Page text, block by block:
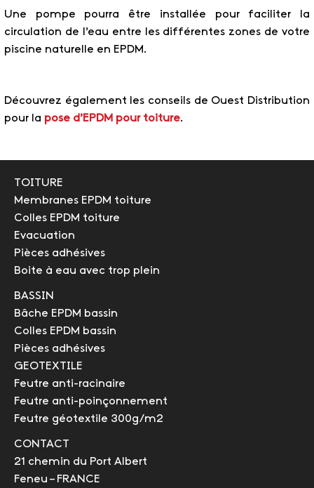
Une pompe pourra être installée pour faciliter la
circulation de l’eau entre les différentes zones de votre
piscine naturelle en EPDM.
Découvrez également les conseils de Ouest Distribution
pour la pose d’EPDM pour toiture.
TOITURE
Membranes EPDM toiture
Colles EPDM toiture
Evacuation
Pièces adhésives
Boite à eau avec trop plein
BASSIN
Bâche EPDM bassin
Colles EPDM bassin
Pièces adhésives
GEOTEXTILE
Feutre anti-racinaire
Feutre anti-poinçonnement
Feutre géotextile 300g/m2
CONTACT
21 chemin du Port Albert
Feneu – FRANCE